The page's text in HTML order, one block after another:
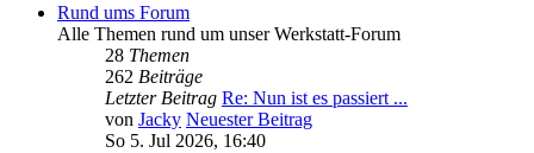
Rund ums Forum
Alle Themen rund um unser Werkstatt-Forum
28 Themen
262 Beiträge
Letzter Beitrag Re: Nun ist es passiert ...
von Jacky Neuester Beitrag
So 5. Jul 2026, 16:40